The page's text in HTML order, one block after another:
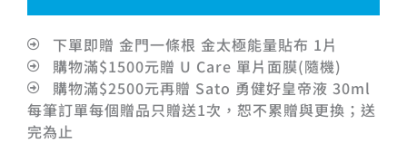
下單即贈 金門一條根 金太極能量貼布 1片
購物滿$1500元贈 U Care 單片面膜(隨機)
購物滿$2500元再贈 Sato 勇健好皇帝液 30ml
每筆訂單每個贈品只贈送1次，恕不累贈與更換；送
完為止